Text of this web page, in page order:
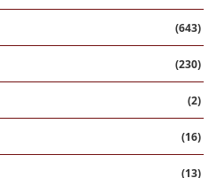
(643)
(230)
(2)
(16)
(13)